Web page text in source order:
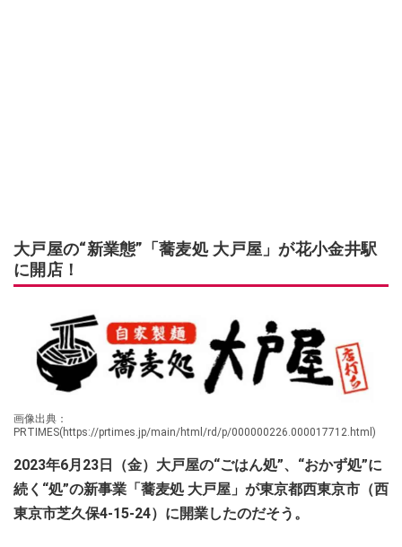
大戸屋の“新業態”「蕎麦処 大戸屋」が花小金井駅
に開店！
画像出典：
PRTIMES(https://prtimes.jp/main/html/rd/p/000000226.000017712.html)
2023年6月23日（金）大戸屋の“ごはん処”、“おかず処”に
続く“処”の新事業「蕎麦処 大戸屋」が東京都西東京市（西
東京市芝久保4-15-24）に開業したのだそう。